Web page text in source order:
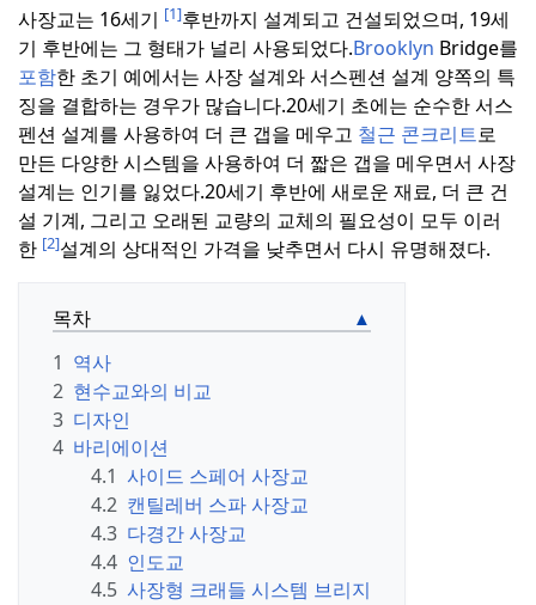
사장교는 16세기 [1]후반까지 설계되고 건설되었으며, 19세
기 후반에는 그 형태가 널리 사용되었다.Brooklyn Bridge를
포함한 초기 예에서는 사장 설계와 서스펜션 설계 양쪽의 특
징을 결합하는 경우가 많습니다.20세기 초에는 순수한 서스
펜션 설계를 사용하여 더 큰 갭을 메우고 철근 콘크리트로
만든 다양한 시스템을 사용하여 더 짧은 갭을 메우면서 사장
설계는 인기를 잃었다.20세기 후반에 새로운 재료, 더 큰 건
설 기계, 그리고 오래된 교량의 교체의 필요성이 모두 이러
한 [2]설계의 상대적인 가격을 낮추면서 다시 유명해졌다.
목차
1 역사
2 현수교와의 비교
3 디자인
4 바리에이션
4.1 사이드 스페어 사장교
4.2 캔틸레버 스파 사장교
4.3 다경간 사장교
4.4 인도교
4.5 사장형 크래들 시스템 브리지